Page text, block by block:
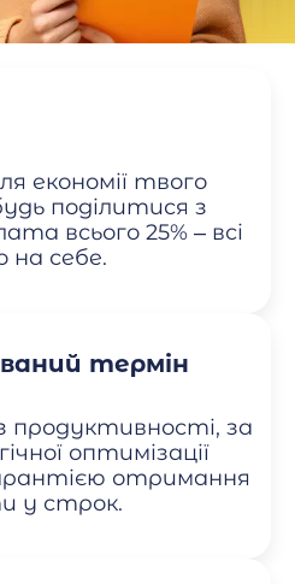
економії твого
поділитися з
всього 25% – всі
на себе.
термін
продуктивності, за
оптимізації
отримання
у строк.